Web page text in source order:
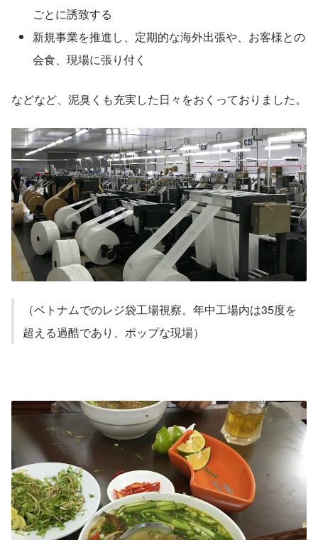
ごとに誘致する
新規事業を推進し、定期的な海外出張や、お客様との
会食、現場に張り付く
などなど、泥臭くも充実した日々をおくっておりました。
（ベトナムでのレジ袋工場視察。年中工場内は35度を
超える過酷であり、ポップな現場）